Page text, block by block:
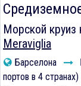
Морской круиз
Meraviglia
Барселона
портов в 4 странах)